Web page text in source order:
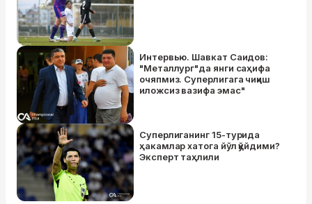
Интервью. Шавкат Саидов:
"Металлург"да янги саҳифа
очяпмиз. Суперлигага чиқиш
иложсиз вазифа эмас"
Суперлиганинг 15-турида
ҳакамлар хатога йўл қўйдими?
Эксперт таҳлили